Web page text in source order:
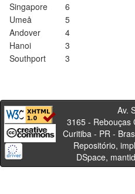
Singapore
6
Umeå
5
Andover
4
Hanoi
3
Southport
3
Av. Sete
3165 - Rebouças
Curitiba -
Repositório,
DSpace,